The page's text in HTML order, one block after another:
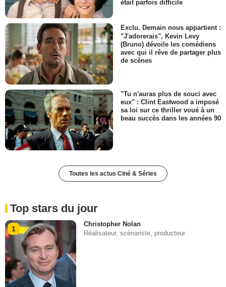
était parfois difficile
Exclu. Demain nous appartient :
"J'adorerais", Kevin Levy
(Bruno) dévoile les comédiens
avec qui il rêve de partager plus
de scènes
"Tu n'auras plus de souci avec
eux" : Clint Eastwood a imposé
sa loi sur ce thriller voué à un
beau succès dans les années 90
Toutes les actus Ciné & Séries
Top stars du jour
1
Christopher Nolan
Réalisateur, scénariste, producteur